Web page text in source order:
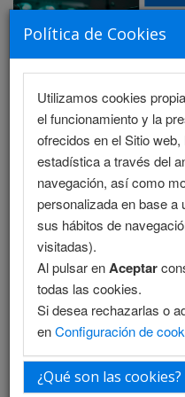
Política de Cookies
Utilizamos cookies
el funcionamiento y la
ofrecidos en el Sitio
estadística a través del
navegación, así como
personalizada en base a
sus hábitos de
visitadas).
Al pulsar enAceptar
todas las cookies.
Si desea rechazarlas o
enConfiguración de
¿Qué son las cookies?
MENU
Programa Científico -
Programa Científico -
Programa Enfermería
Programa Enfermería
Programa PDF
Plantilla